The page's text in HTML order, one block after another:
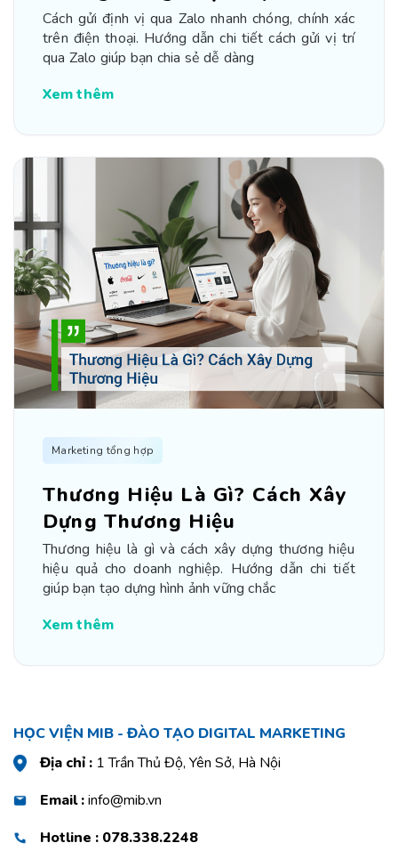
Cách gửi định vị qua Zalo nhanh chóng, chính xác
trên điện thoại. Hướng dẫn chi tiết cách gửi vị trí
qua Zalo giúp bạn chia sẻ dễ dàng
Xem thêm
Marketing tổng hợp
Thương Hiệu Là Gì? Cách Xây
Dựng Thương Hiệu
Thương hiệu là gì và cách xây dựng thương hiệu
hiệu quả cho doanh nghiệp. Hướng dẫn chi tiết
giúp bạn tạo dựng hình ảnh vững chắc
Xem thêm
HỌC VIỆN MIB - ĐÀO TẠO DIGITAL MARKETING
Địa chỉ : 1 Trần Thủ Độ, Yên Sở, Hà Nội
Email :info@mib.vn
Hotline : 078.338.2248